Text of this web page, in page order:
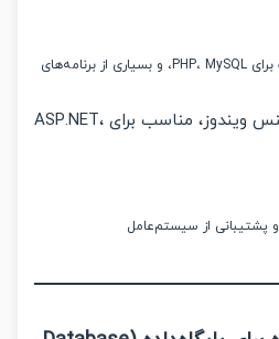
لینوکس: رایگان، مناسب برای PHP، MySQL، و بسیاری از برنامه‌های
ویندوز: نیاز به لایسنس ویندوز، مناسب برای ASP.NET،
از سیستم‌عامل